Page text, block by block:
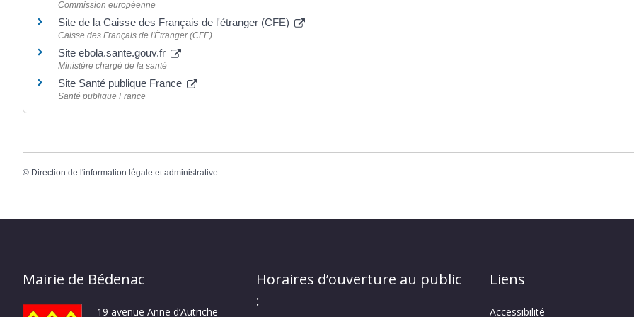
Commission européenne
Site de la Caisse des Français de l'étranger (CFE)
Caisse des Français de l'Étranger (CFE)
Site ebola.sante.gouv.fr
Ministère chargé de la santé
Site Santé publique France
Santé publique France
© Direction de l'information légale et administrative
Mairie de Bédenac
19 avenue Anne d’Autriche
Horaires d’ouverture au public
:
Liens
Accessibilité